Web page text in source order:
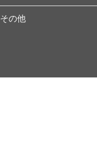
その他